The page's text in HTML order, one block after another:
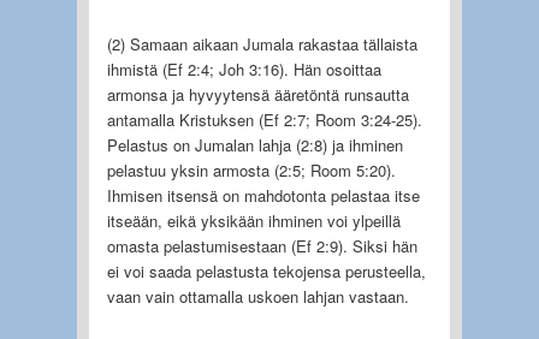
(2) Samaan aikaan Jumala rakastaa tällaista
ihmistä (Ef 2:4; Joh 3:16). Hän osoittaa
armonsa ja hyvyytensä ääretöntä runsautta
antamalla Kristuksen (Ef 2:7; Room 3:24-25).
Pelastus on Jumalan lahja (2:8) ja ihminen
pelastuu yksin armosta (2:5; Room 5:20).
Ihmisen itsensä on mahdotonta pelastaa itse
itseään, eikä yksikään ihminen voi ylpeillä
omasta pelastumisestaan (Ef 2:9). Siksi hän
ei voi saada pelastusta tekojensa perusteella,
vaan vain ottamalla uskoen lahjan vastaan.